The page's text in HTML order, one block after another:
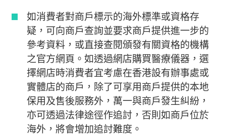
如消費者對商戶標示的海外標準或資格存
疑，可向商戶查詢並要求商戶提供進一步的
參考資料，或直接查閱頒發有關資格的機構
之官方網頁。如透過網店購買醫療儀器，選
擇網店時消費者宜考慮在香港設有辦事處或
實體店的商戶，除了可享用商戶提供的本地
保用及售後服務外，萬一與商戶發生糾紛，
亦可透過法律途徑作追討，否則如商戶位於
海外，將會增加追討難度。